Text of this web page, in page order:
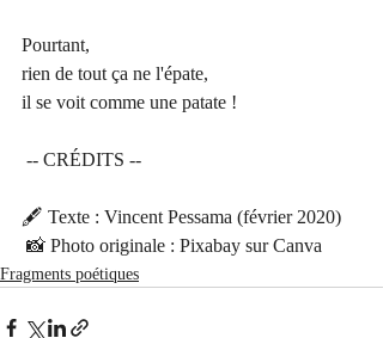
Pourtant,
rien de tout ça ne l'épate,
il se voit comme une patate !
-- CRÉDITS --
🖋 Texte : Vincent Pessama (février 2020)
📸 Photo originale : Pixabay sur Canva
Fragments poétiques